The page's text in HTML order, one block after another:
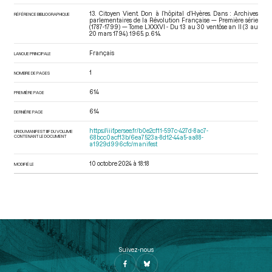
RÉFÉRENCE BIBLIOGRAPHIQUE
13. Citoyen Vient. Don à l’hôpital d’Hyères. Dans : Archives
parlementaires de la Révolution Française — Première série
(1787-1799) — Tome LXXXVI - Du 13 au 30 ventôse an II (3 au
20 mars 1794) . 1965. p. 614.
LANGUE PRINCIPALE Français
NOMBRE DE PAGES 1
PREMIÈRE PAGE 614
DERNIÈRE PAGE 614
URI DU MANIFEST IIIF DU VOLUME
CONTENANT LE DOCUMENT
https://iiif.persee.fr/b0e2cf11-597c-427d-8ac7-
68bcc0acf13b/6ea7523a-8d12-44a5-aa88-
a1929d996cfc/manifest
MODIFIÉ LE 10 octobre 2024 à 18:18
Suivez-nous